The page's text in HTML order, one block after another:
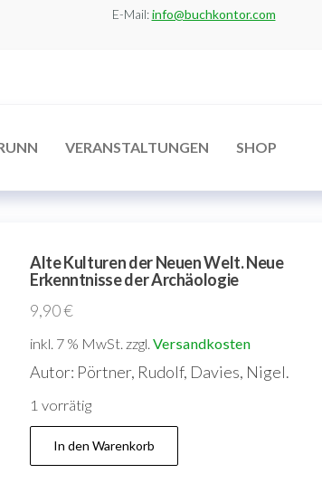
E-Mail:info@buchkontor.com
VERANSTALTUNGEN SHOP
Alte Kulturen der Neuen Welt. Neue
Erkenntnisse der Archäologie
9,90€
inkl. 7 % MwSt. zzgl. Versandkosten
Autor: Pörtner, Rudolf, Davies, Nigel.
1 vorrätig
Alte
Kulturen
In den Warenkorb